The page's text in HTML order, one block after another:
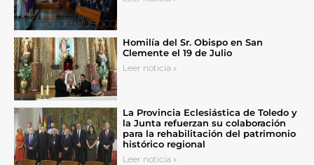
Homilía del Sr. Obispo en San
Clemente el 19 de Julio
Leer noticia »
La Provincia Eclesiástica de Toledo y
la Junta refuerzan su colaboración
para la rehabilitación del patrimonio
histórico regional
Leer noticia »